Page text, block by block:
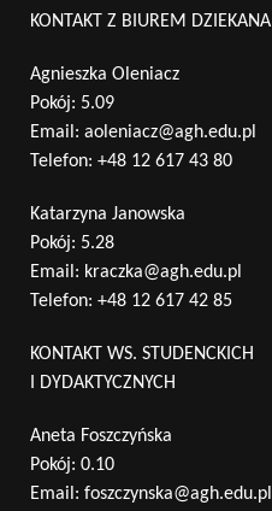
KONTAKT Z BIUREM DZIEKANA
Agnieszka Oleniacz
Pokój: 5.09
Email: aoleniacz@agh.edu.pl
Telefon: +48 12 617 43 80
Katarzyna Janowska
Pokój: 5.28
Email: kraczka@agh.edu.pl
Telefon: +48 12 617 42 85
KONTAKT WS. STUDENCKICH
I DYDAKTYCZNYCH
Aneta Foszczyńska
Pokój: 0.10
Email: foszczynska@agh.edu.pl